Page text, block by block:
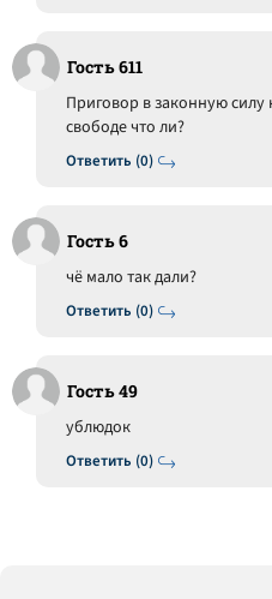
Гость 611
Ответить (0)
Приговор в законную силу
свободе что ли?
Гость 6
Ответить (0)
чё мало так дали?
Гость 49
Ответить (0)
ублюдок